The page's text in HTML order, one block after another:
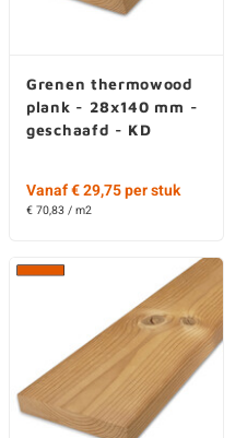
Grenen thermowood
plank - 28x140 mm -
geschaafd - KD
Vanaf € 29,75 per stuk
€ 70,83 / m2